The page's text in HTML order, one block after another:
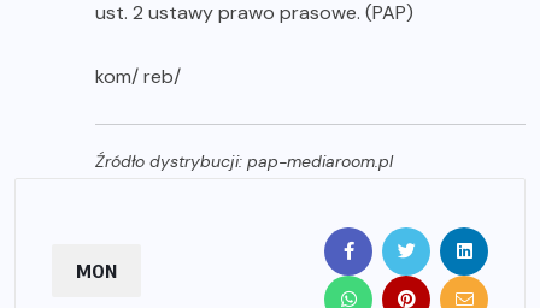
ust. 2 ustawy prawo prasowe. (PAP)
kom/ reb/
Źródło dystrybucji: pap-mediaroom.pl
MON